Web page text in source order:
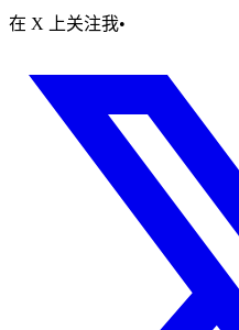
在 X 上关注我•